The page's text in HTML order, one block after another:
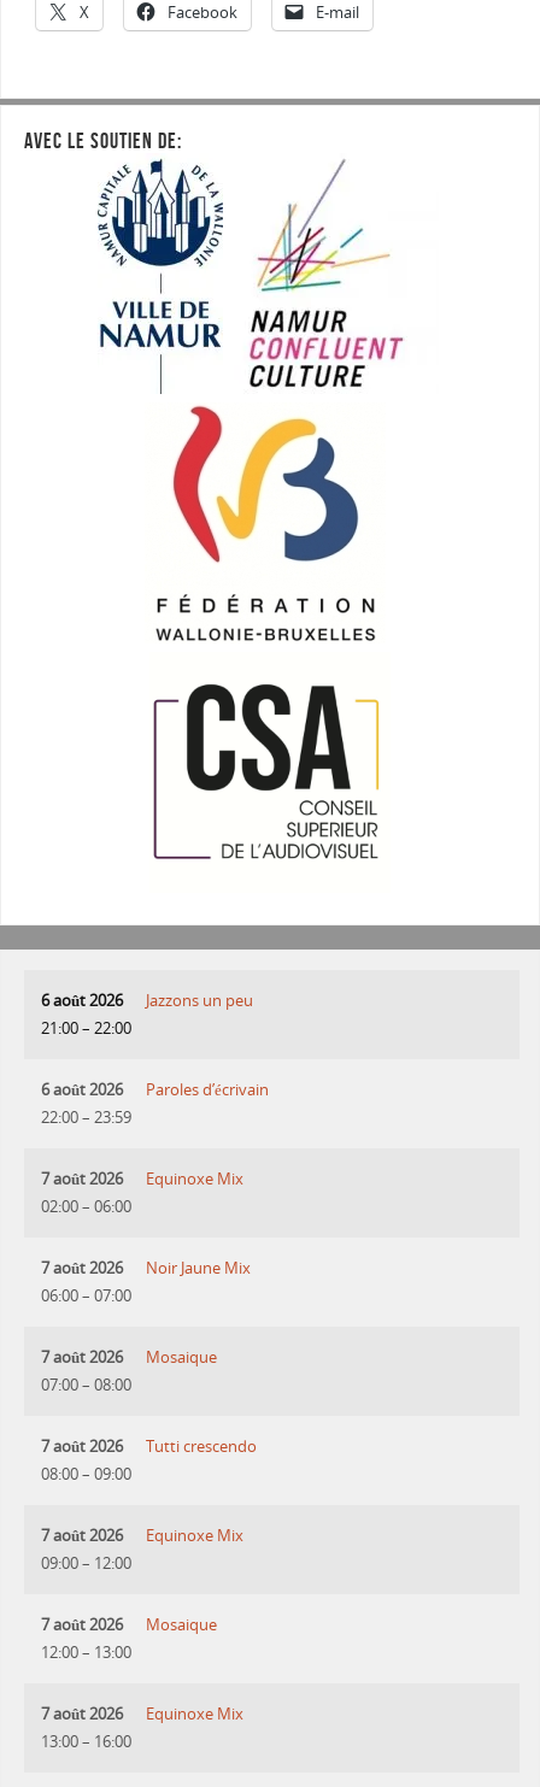
X Facebook E-mail
AVEC LE SOUTIEN DE:
6 août 2026
21:00– 22:00
Jazzons un peu
6 août 2026
22:00– 23:59
Paroles d’écrivain
7 août 2026
02:00– 06:00
Equinoxe Mix
7 août 2026
06:00– 07:00
Noir Jaune Mix
7 août 2026
07:00– 08:00
Mosaique
7 août 2026
08:00– 09:00
Tutti crescendo
7 août 2026
09:00– 12:00
Equinoxe Mix
7 août 2026
12:00– 13:00
Mosaique
7 août 2026
13:00– 16:00
Equinoxe Mix